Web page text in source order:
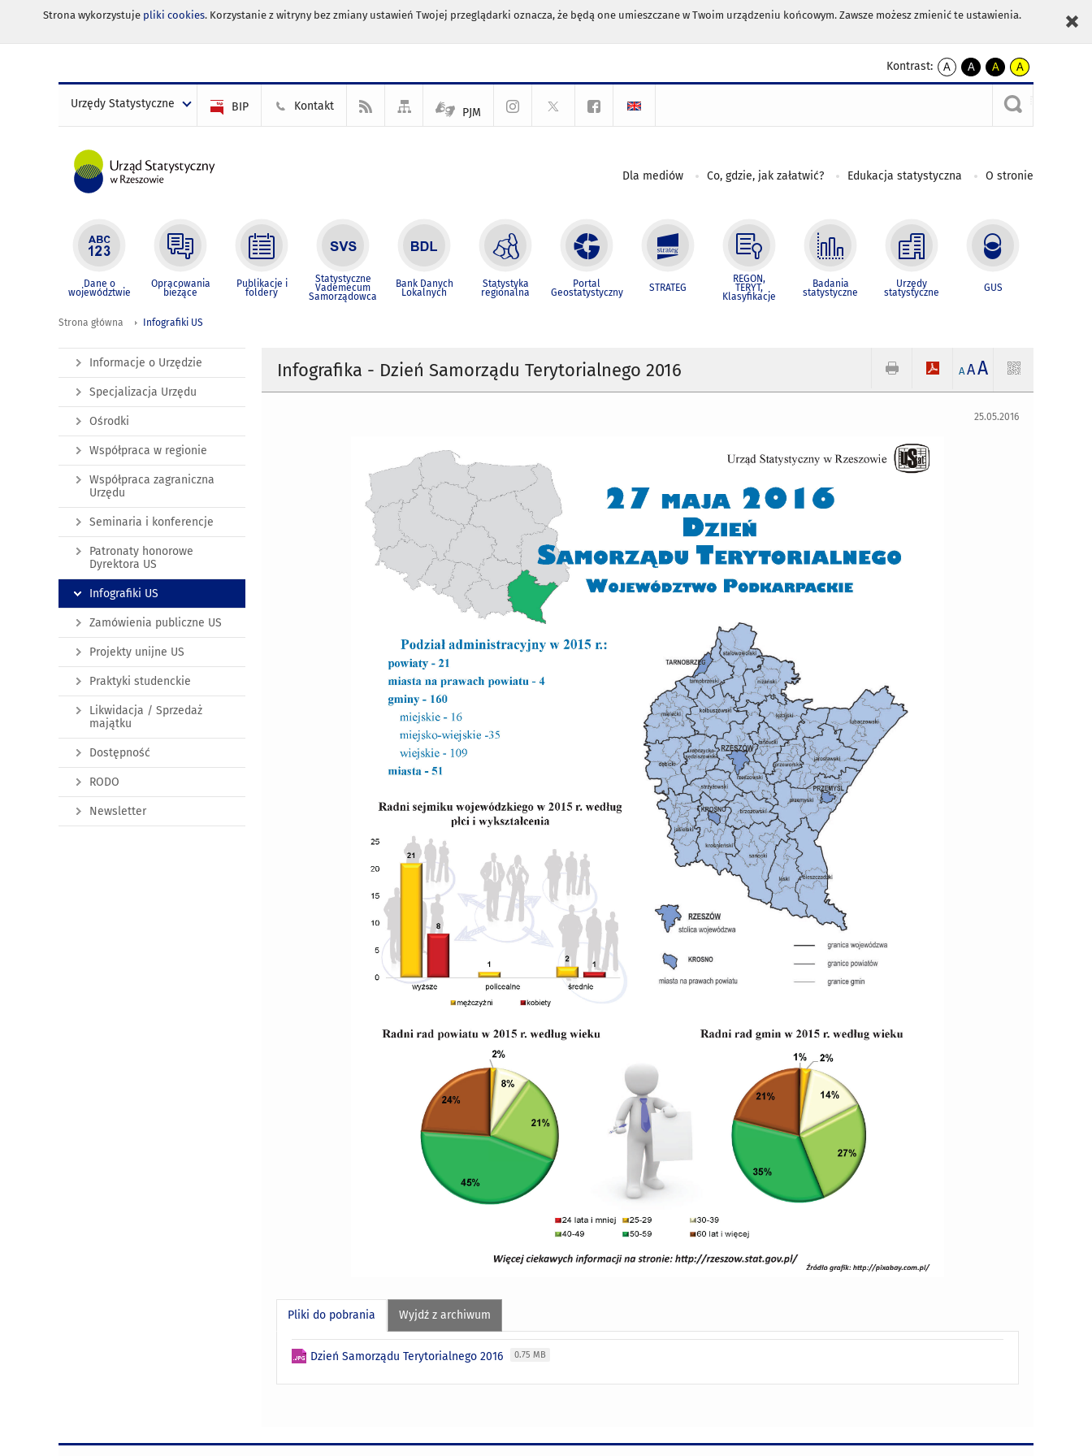
Strona wykorzystuje pliki cookies. Korzystanie z witryny bez zmiany ustawień Twojej przeglądarki oznacza, że będą one umieszczane w Twoim urządzeniu końcowym. Zawsze możesz zmienić te ustawienia.
Kontrast:
A
kontrast
A
kontrast
czarnym
A
kontrast
żółty
tekst
czarnym
A
kontrast
czarny
tekst
żółtym
Urzędy Statystyczne BIP Kontakt PJM
Dla mediów Co, gdzie, jak załatwić? Edukacja statystyczna O stronie
Dane o
województwie
Opracowania
bieżące
Publikacje i
foldery
Statystyczne
Vademecum
Samorządowca
Bank Danych
Lokalnych
Statystyka
regionalna
Portal
Geostatystyczny STRATEG
REGON,
TERYT,
Klasyfikacje
Badania
statystyczne
Urzędy
statystyczne GUS
Strona główna Infografiki US
Infografika - Dzień Samorządu Terytorialnego 2016 A AA
25.05.2016
Pliki do pobrania Wyjdź z archiwum
Dzień Samorządu Terytorialnego 2016 0.75 MB
Informacje o Urzędzie
Specjalizacja Urzędu
Ośrodki
Współpraca w regionie
Współpraca zagraniczna
Urzędu
Seminaria i konferencje
Patronaty honorowe
Dyrektora US
Infografiki US
Zamówienia publiczne US
Projekty unijne US
Praktyki studenckie
Likwidacja / Sprzedaż
majątku
Dostępność
RODO
Newsletter